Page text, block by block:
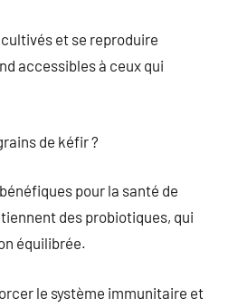
et se reproduire
accessibles à ceux qui
de kéfir ?
pour la santé de
des probiotiques, qui
équilibrée.
le système immunitaire et